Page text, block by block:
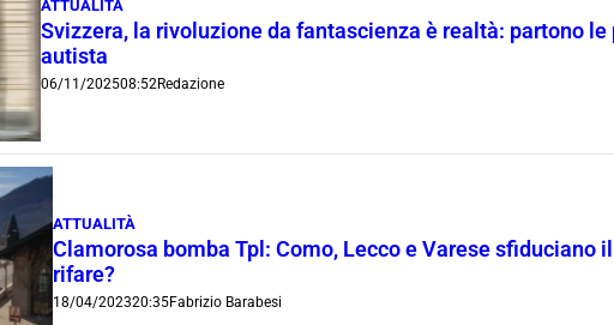
ATTUALITÀ
Svizzera, la rivoluzione da fantascienza è realtà: partono
autista
06/11/202508:52Redazione
ATTUALITÀ
Clamorosa bomba Tpl: Como, Lecco e Varese sfiduciano
rifare?
18/04/202320:35Fabrizio Barabesi